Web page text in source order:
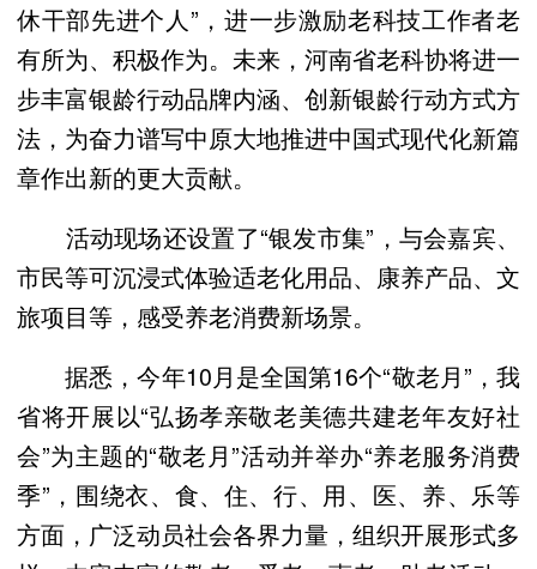
休干部先进个人”，进一步激励老科技工作者老
有所为、积极作为。未来，河南省老科协将进一
步丰富银龄行动品牌内涵、创新银龄行动方式方
法，为奋力谱写中原大地推进中国式现代化新篇
章作出新的更大贡献。
活动现场还设置了“银发市集”，与会嘉宾、
市民等可沉浸式体验适老化用品、康养产品、文
旅项目等，感受养老消费新场景。
据悉，今年10月是全国第16个“敬老月”，我
省将开展以“弘扬孝亲敬老美德共建老年友好社
会”为主题的“敬老月”活动并举办“养老服务消费
季”，围绕衣、食、住、行、用、医、养、乐等
方面，广泛动员社会各界力量，组织开展形式多